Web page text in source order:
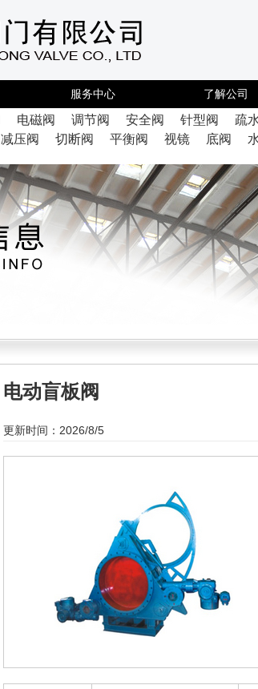
服务中心 了解公司
电磁阀 调节阀 安全阀 针型阀 疏
减压阀 切断阀 平衡阀 视镜 底阀
电动盲板阀
更新时间：2026/8/5